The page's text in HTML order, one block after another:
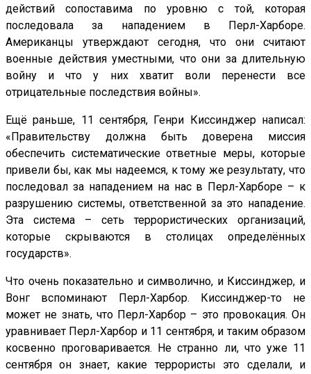
действий сопоставима по уровню с той, которая
последовала за нападением в Перл-Харборе.
Американцы утверждают сегодня, что они считают
военные действия уместными, что они за длительную
войну и что у них хватит воли перенести все
отрицательные последствия войны».
Ещё раньше, 11 сентября, Генри Киссинджер написал:
«Правительству должна быть доверена миссия
обеспечить систематические ответные меры, которые
привели бы, как мы надеемся, к тому же результату, что
последовал за нападением на нас в Перл-Харборе – к
разрушению системы, ответственной за это нападение.
Эта система – сеть террористических организаций,
которые скрываются в столицах определённых
государств».
Что очень показательно и символично, и Киссинджер, и
Вонг вспоминают Перл-Харбор. Киссинджер-то не
может не знать, что Перл-Харбор – это провокация. Он
уравнивает Перл-Харбор и 11 сентября, и таким образом
косвенно проговаривается. Не странно ли, что уже 11
сентября он знает, какие террористы это сделали, и